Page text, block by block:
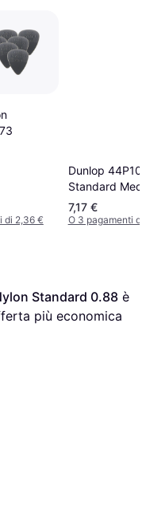
di 2,36 €
Dunlop
Standard
Picks 1mm
7,17 €
O 3 pagamenti
Standard 0.88
più economica